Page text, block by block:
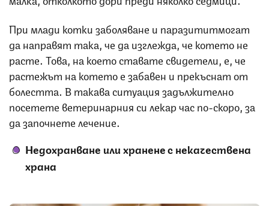
При млади котки заболяване и паразититмогат
да направят така, че да изглежда, че котето не
расте. Това, на което ставате свидетели, е, че
растежът на котето е забавен и прекъснат от
болестта. В такава ситуация задължително
посетете ветеринарния си лекар час по-скоро, за
да започнете лечение.
Недохранване или хранене с некачествена
храна